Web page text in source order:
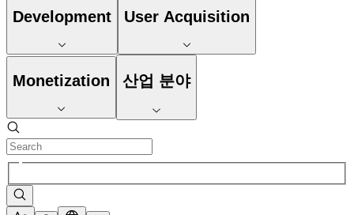
Development User Acquisition
Monetization 산업 분야